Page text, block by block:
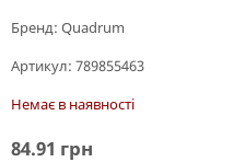
Бренд: Quadrum
Артикул: 789855463
Немає в наявності
84.91 грн